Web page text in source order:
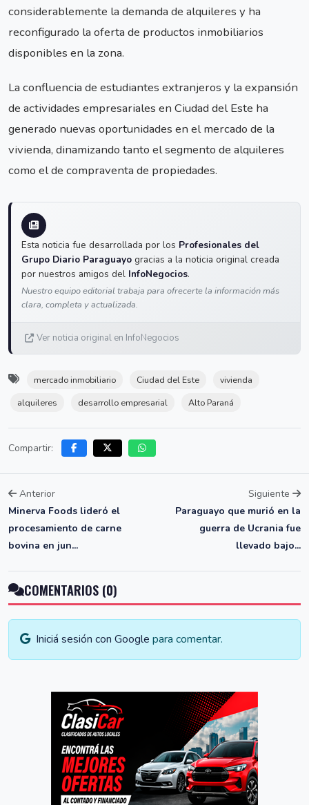
considerablemente la demanda de alquileres y ha
reconfigurado la oferta de productos inmobiliarios
disponibles en la zona.
La confluencia de estudiantes extranjeros y la expansión
de actividades empresariales en Ciudad del Este ha
generado nuevas oportunidades en el mercado de la
vivienda, dinamizando tanto el segmento de alquileres
como el de compraventa de propiedades.
Esta noticia fue desarrollada por los Profesionales del
Grupo Diario Paraguayo gracias a la noticia original creada
por nuestros amigos del InfoNegocios.
Nuestro equipo editorial trabaja para ofrecerte la información más
clara, completa y actualizada.
Ver noticia original en InfoNegocios
mercado inmobiliario Ciudad del Este
vivienda
alquileres
desarrollo empresarial Alto Paraná
Compartir:
Anterior
Minerva Foods lideró el
procesamiento de carne
bovina en jun...
Siguiente
Paraguayo que murió en la
guerra de Ucrania fue
llevado bajo...
COMENTARIOS (0)
Iniciá sesión con Google para comentar.